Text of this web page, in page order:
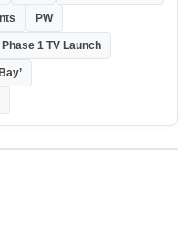
PW
Phase 1 TV Launch